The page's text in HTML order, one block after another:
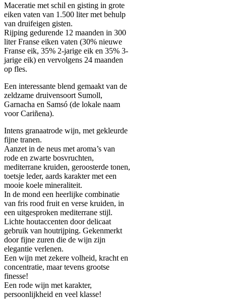
Maceratie met schil en gisting in grote
eiken vaten van 1.500 liter met behulp
van druifeigen gisten.
Rijping gedurende 12 maanden in 300
liter Franse eiken vaten (30% nieuwe
Franse eik, 35% 2-jarige eik en 35% 3-
jarige eik) en vervolgens 24 maanden
op fles.
Een interessante blend gemaakt van de
zeldzame druivensoort Sumoll,
Garnacha en Samsó (de lokale naam
voor Cariñena).
Intens granaatrode wijn, met gekleurde
fijne tranen.
Aanzet in de neus met aroma’s van
rode en zwarte bosvruchten,
mediterrane kruiden, geroosterde tonen,
toetsje leder, aards karakter met een
mooie koele mineraliteit.
In de mond een heerlijke combinatie
van fris rood fruit en verse kruiden, in
een uitgesproken mediterrane stijl.
Lichte houtaccenten door delicaat
gebruik van houtrijping. Gekenmerkt
door fijne zuren die de wijn zijn
elegantie verlenen.
Een wijn met zekere volheid, kracht en
concentratie, maar tevens grootse
finesse!
Een rode wijn met karakter,
persoonlijkheid en veel klasse!